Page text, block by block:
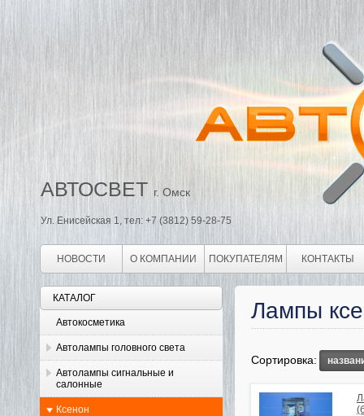
АВТОСВЕТ г. Омск
Ул. Енисейская 1, тел: +7 (3812) 59-28-75
НОВОСТИ О КОМПАНИИ ПОКУПАТЕЛЯМ КОНТАКТЫ
КАТАЛОГ
Автокосметика
Автолампы головного света
Автолампы сигнальные и
салонные
Ксенон
Лампы
Сортировка: